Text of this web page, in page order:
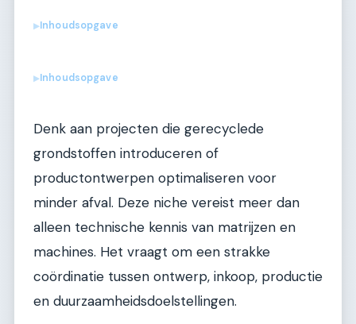
▶Inhoudsopgave
▶Inhoudsopgave
Denk aan projecten die gerecyclede
grondstoffen introduceren of
productontwerpen optimaliseren voor
minder afval. Deze niche vereist meer dan
alleen technische kennis van matrijzen en
machines. Het vraagt om een strakke
coördinatie tussen ontwerp, inkoop, productie
en duurzaamheidsdoelstellingen.